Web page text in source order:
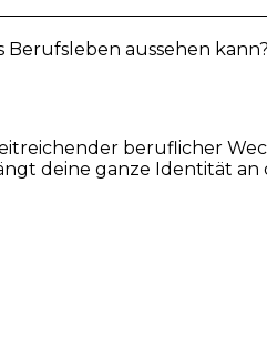
aussehen
beruflicher
deine ganze Identität